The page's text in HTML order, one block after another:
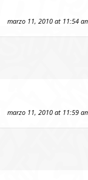
marzo 11, 2010 at 11:54
marzo 11, 2010 at 11:59